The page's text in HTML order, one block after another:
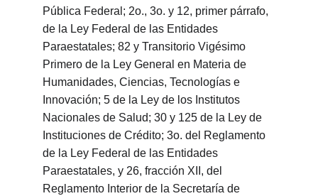
Pública Federal; 2o., 3o. y 12, primer párrafo,
de la Ley Federal de las Entidades
Paraestatales; 82 y Transitorio Vigésimo
Primero de la Ley General en Materia de
Humanidades, Ciencias, Tecnologías e
Innovación; 5 de la Ley de los Institutos
Nacionales de Salud; 30 y 125 de la Ley de
Instituciones de Crédito; 3o. del Reglamento
de la Ley Federal de las Entidades
Paraestatales, y 26, fracción XII, del
Reglamento Interior de la Secretaría de